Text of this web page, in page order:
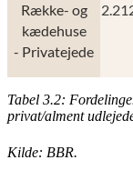
Række- og
kædehuse
- Privatejede
Tabel 3.2:
privat/alment
Kilde: BBR.